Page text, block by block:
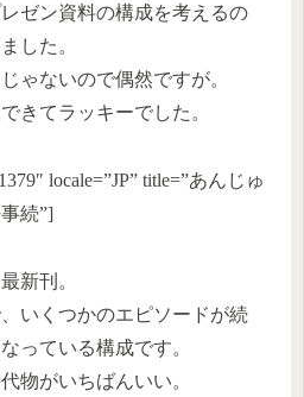
ゼン資料の構成を考えるの
した。
ゃないので偶然ですが。
きてラッキーでした。
locale=”JP” title=”あんじゅ
続”]
新刊。
いくつかのエピソードが続
っている構成です。
物がいちばんいい。